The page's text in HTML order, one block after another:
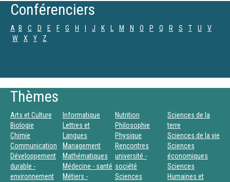
Conférenciers
A B C D E F G H J K M N O P Q R S T U
V
W
X Y Z
Thèmes
Arts et Culture
Biologie
Chimie
Communication
Développement
durable -
environnement
Informatique
Lettres et
Langues
Management
Mathématiques
Médecine - santé
Métiers -
Nutrition
Philosophie
Physique
Rencontres
université -
société
Sciences
Sciences de la
terre
Sciences de la vie
Sciences
économiques
Sciences
Humaines et